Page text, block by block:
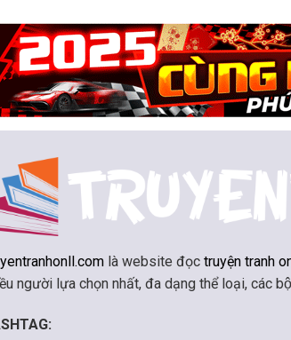
là website đọc truyện tranh
người lựa chọn nhất, đa dạng thể loại, các